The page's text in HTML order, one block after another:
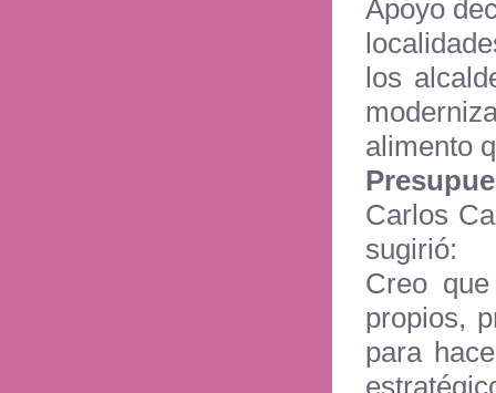
Apoyo
los
alimento
Carlos
sugirió:
Creo
propios,
para